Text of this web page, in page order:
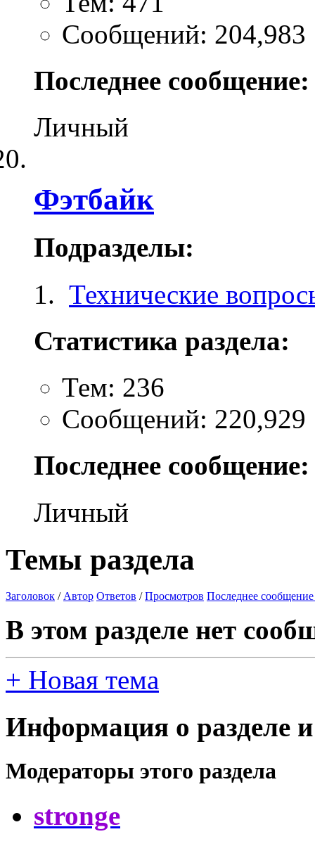
Сообщений: 204,983
Последнее сообщение:
Личный
Фэтбайк
Подразделы:
Технические
Статистика раздела:
Тем: 236
Сообщений: 220,929
Последнее сообщение:
Личный
Темы раздела
Заголовок /Автор Ответов /Просмотров Последнее сообщение
В этом разделе нет
+ Новая тема
Информация о разделе
Модераторы этого раздела
stronge